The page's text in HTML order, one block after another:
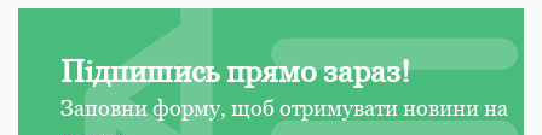
Підпишись прямо зараз!
Заповни форму, щоб отримувати новини на